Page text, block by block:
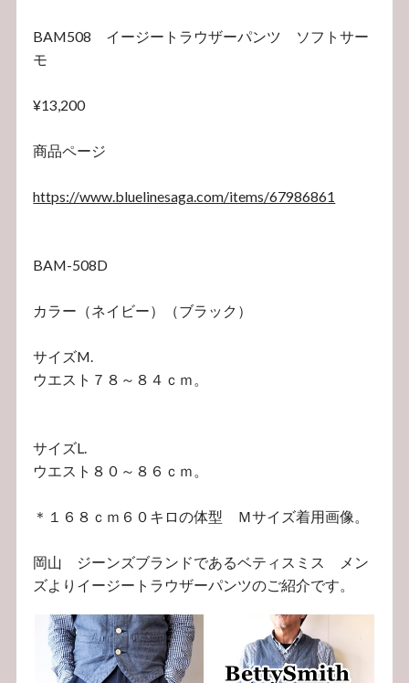
BAM508 イージートラウザーパンツ ソフトサー
モ
¥13,200
商品ページ
https://www.bluelinesaga.com/items/67986861
BAM-508D
カラー（ネイビー）（ブラック）
サイズM.
ウエスト７８～８４ｃｍ。
サイズL.
ウエスト８０～８６ｃｍ。
＊１６８ｃｍ６０キロの体型 Ｍサイズ着用画像。
岡山 ジーンズブランドであるベティスミス メン
ズよりイージートラウザーパンツのご紹介です。